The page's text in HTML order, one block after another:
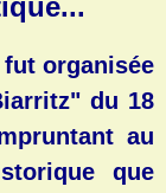
organisée
du 18
au
que